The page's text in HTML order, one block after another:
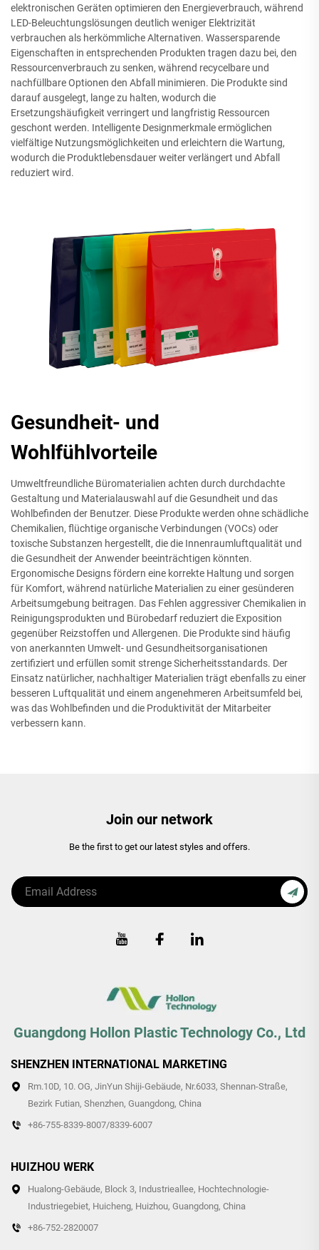
elektronischen Geräten optimieren den Energieverbrauch, während
LED-Beleuchtungslösungen deutlich weniger Elektrizität
verbrauchen als herkömmliche Alternativen. Wassersparende
Eigenschaften in entsprechenden Produkten tragen dazu bei, den
Ressourcenverbrauch zu senken, während recycelbare und
nachfüllbare Optionen den Abfall minimieren. Die Produkte sind
darauf ausgelegt, lange zu halten, wodurch die
Ersetzungshäufigkeit verringert und langfristig Ressourcen
geschont werden. Intelligente Designmerkmale ermöglichen
vielfältige Nutzungsmöglichkeiten und erleichtern die Wartung,
wodurch die Produktlebensdauer weiter verlängert und Abfall
reduziert wird.
Gesundheit- und
Wohlfühlvorteile
Umweltfreundliche Büromaterialien achten durch durchdachte
Gestaltung und Materialauswahl auf die Gesundheit und das
Wohlbefinden der Benutzer. Diese Produkte werden ohne schädliche
Chemikalien, flüchtige organische Verbindungen (VOCs) oder
toxische Substanzen hergestellt, die die Innenraumluftqualität und
die Gesundheit der Anwender beeinträchtigen könnten.
Ergonomische Designs fördern eine korrekte Haltung und sorgen
für Komfort, während natürliche Materialien zu einer gesünderen
Arbeitsumgebung beitragen. Das Fehlen aggressiver Chemikalien in
Reinigungsprodukten und Bürobedarf reduziert die Exposition
gegenüber Reizstoffen und Allergenen. Die Produkte sind häufig
von anerkannten Umwelt- und Gesundheitsorganisationen
zertifiziert und erfüllen somit strenge Sicherheitsstandards. Der
Einsatz natürlicher, nachhaltiger Materialien trägt ebenfalls zu einer
besseren Luftqualität und einem angenehmeren Arbeitsumfeld bei,
was das Wohlbefinden und die Produktivität der Mitarbeiter
verbessern kann.
Join our network
Be the first to get our latest styles and offers.
Guangdong Hollon Plastic Technology Co., Ltd
SHENZHEN INTERNATIONAL MARKETING
Rm.10D, 10. OG, JinYun Shiji-Gebäude, Nr.6033, Shennan-Straße,
Bezirk Futian, Shenzhen, Guangdong, China
+86-755-8339-8007/8339-6007
HUIZHOU WERK
Hualong-Gebäude, Block 3, Industrieallee, Hochtechnologie-
Industriegebiet, Huicheng, Huizhou, Guangdong, China
+86-752-2820007